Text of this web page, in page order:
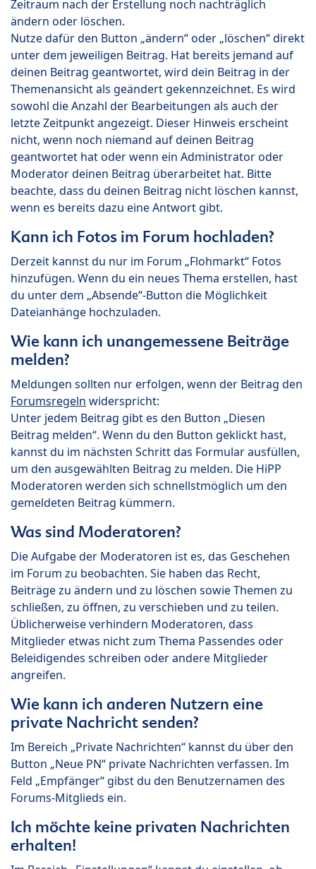
Zeitraum nach der Erstellung noch nachträglich
ändern oder löschen.
Nutze dafür den Button „ändern“ oder „löschen“ direkt
unter dem jeweiligen Beitrag. Hat bereits jemand auf
deinen Beitrag geantwortet, wird dein Beitrag in der
Themenansicht als geändert gekennzeichnet. Es wird
sowohl die Anzahl der Bearbeitungen als auch der
letzte Zeitpunkt angezeigt. Dieser Hinweis erscheint
nicht, wenn noch niemand auf deinen Beitrag
geantwortet hat oder wenn ein Administrator oder
Moderator deinen Beitrag überarbeitet hat. Bitte
beachte, dass du deinen Beitrag nicht löschen kannst,
wenn es bereits dazu eine Antwort gibt.
Kann ich Fotos im Forum hochladen?
Derzeit kannst du nur im Forum „Flohmarkt“ Fotos
hinzufügen. Wenn du ein neues Thema erstellen, hast
du unter dem „Absende“-Button die Möglichkeit
Dateianhänge hochzuladen.
Wie kann ich unangemessene Beiträge
melden?
Meldungen sollten nur erfolgen, wenn der Beitrag den
Forumsregeln widerspricht:
Unter jedem Beitrag gibt es den Button „Diesen
Beitrag melden“. Wenn du den Button geklickt hast,
kannst du im nächsten Schritt das Formular ausfüllen,
um den ausgewählten Beitrag zu melden. Die HiPP
Moderatoren werden sich schnellstmöglich um den
gemeldeten Beitrag kümmern.
Was sind Moderatoren?
Die Aufgabe der Moderatoren ist es, das Geschehen
im Forum zu beobachten. Sie haben das Recht,
Beiträge zu ändern und zu löschen sowie Themen zu
schließen, zu öffnen, zu verschieben und zu teilen.
Üblicherweise verhindern Moderatoren, dass
Mitglieder etwas nicht zum Thema Passendes oder
Beleidigendes schreiben oder andere Mitglieder
angreifen.
Wie kann ich anderen Nutzern eine
private Nachricht senden?
Im Bereich „Private Nachrichten“ kannst du über den
Button „Neue PN“ private Nachrichten verfassen. Im
Feld „Empfänger“ gibst du den Benutzernamen des
Forums-Mitglieds ein.
Ich möchte keine privaten Nachrichten
erhalten!